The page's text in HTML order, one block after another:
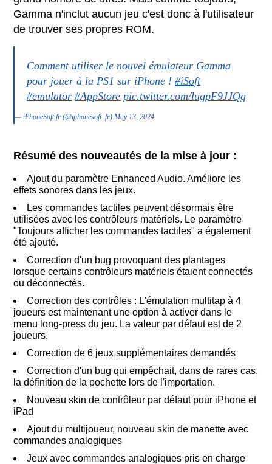
Gamma n'inclut aucun jeu c'est donc à l'utilisateur
de trouver ses propres ROM.
Comment utiliser le nouvel émulateur Gamma
pour jouer à la PS1 sur iPhone !#iSoft
#emulator #AppStore pic.twitter.com/lugpF9JJQg
— iPhoneSoft.fr (@iphonesoft_fr) May 13, 2024
Résumé des nouveautés de la mise à jour :
Ajout du paramètre Enhanced Audio. Améliore les
effets sonores dans les jeux.
Les commandes tactiles peuvent désormais être
utilisées avec les contrôleurs matériels. Le paramètre
"Toujours afficher les commandes tactiles" a également
été ajouté.
Correction d'un bug provoquant des plantages
lorsque certains contrôleurs matériels étaient connectés
ou déconnectés.
Correction des contrôles : L'émulation multitap à 4
joueurs est maintenant une option à activer dans le
menu long-press du jeu. La valeur par défaut est de 2
joueurs.
Correction de 6 jeux supplémentaires demandés
Correction d'un bug qui empêchait, dans de rares cas,
la définition de la pochette lors de l'importation.
Nouveau skin de contrôleur par défaut pour iPhone et
iPad
Ajout du multijoueur, nouveau skin de manette avec
commandes analogiques
Jeux avec commandes analogiques pris en charge